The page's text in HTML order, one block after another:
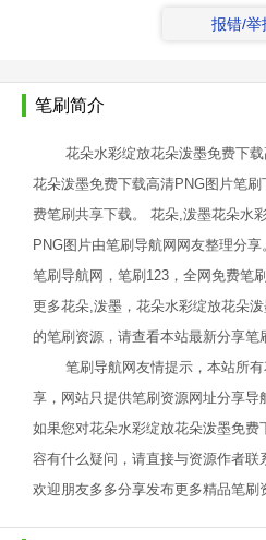
报错/举
笔刷简介
花朵水彩绽放花朵泼墨免费下
花朵泼墨免费下载高清PNG图片笔
费笔刷共享下载。 花朵,泼墨花朵水
PNG图片由笔刷导航网网友整理分享
笔刷导航网，笔刷123，全网免费笔
更多花朵,泼墨，花朵水彩绽放花朵
的笔刷资源，请查看本站最新分享笔
笔刷导航网友情提示，本站所
享，网站只提供笔刷资源网址分享导
如果您对花朵水彩绽放花朵泼墨免费
容有什么疑问，请直接与资源作者联
欢迎朋友多多分享发布更多精品笔刷